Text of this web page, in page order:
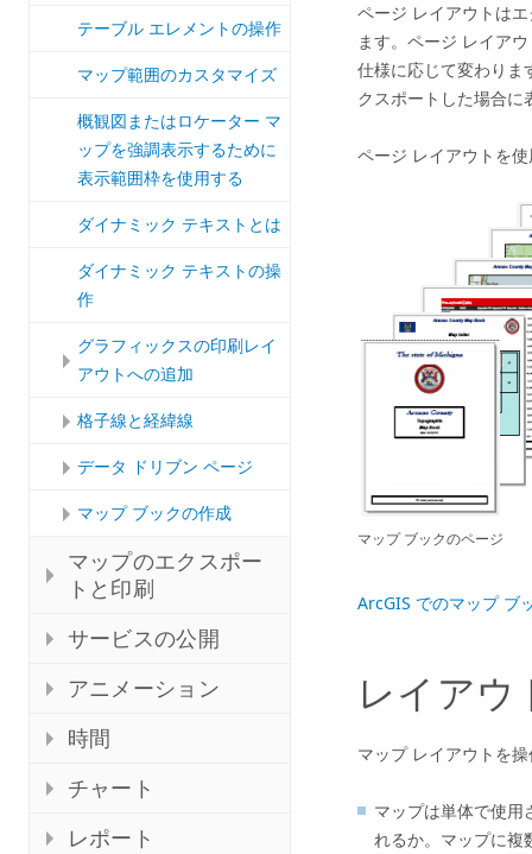
テーブル エレメントの操作
マップ範囲のカスタマイズ
概観図またはロケーター マ
ップを強調表示するために
表示範囲枠を使用する
ダイナミック テキストとは
ダイナミック テキストの操
作
グラフィックスの印刷レイ
アウトへの追加
格子線と経緯線
データ ドリブン ページ
マップ ブックの作成
マップのエクスポー
トと印刷
サービスの公開
アニメーション
時間
チャート
レポート
ページ レイアウトは
ます。ページ レイア
仕様に応じて変わりま
クスポートした場合に
ページ レイアウトを
マップ ブックのページ
ArcGIS でのマップ ブ
レイアウ
マップ レイアウトを
マップは単体で使用
れるか。マップに複